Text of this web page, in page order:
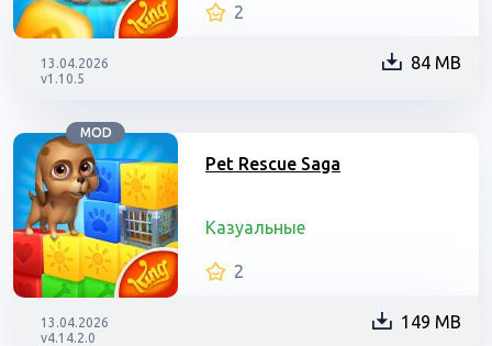
2
13.04.2026
v1.10.5
84 MB
MOD
Pet Rescue Saga
Казуальные
2
13.04.2026
v4.14.2.0
149 MB